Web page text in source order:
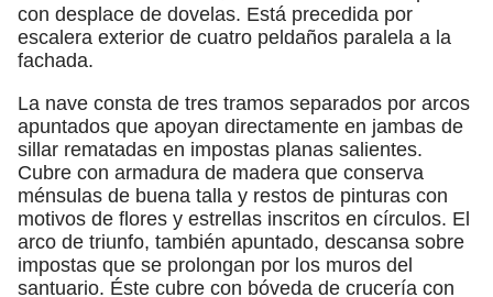
con desplace de dovelas. Está precedida por
escalera exterior de cuatro peldaños paralela a la
fachada.
La nave consta de tres tramos separados por arcos
apuntados que apoyan directamente en jambas de
sillar rematadas en impostas planas salientes.
Cubre con armadura de madera que conserva
ménsulas de buena talla y restos de pinturas con
motivos de flores y estrellas inscritos en círculos. El
arco de triunfo, también apuntado, descansa sobre
impostas que se prolongan por los muros del
santuario. Éste cubre con bóveda de crucería con